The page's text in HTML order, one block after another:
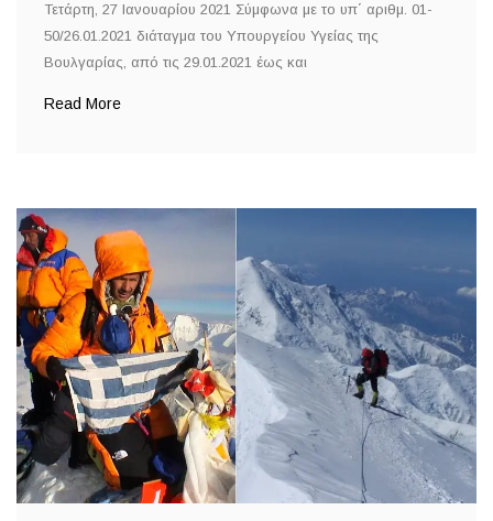
Τετάρτη, 27 Ιανουαρίου 2021 Σύμφωνα με το υπ΄ αριθμ. 01-
50/26.01.2021 διάταγμα του Υπουργείου Υγείας της
Βουλγαρίας, από τις 29.01.2021 έως και
Read More